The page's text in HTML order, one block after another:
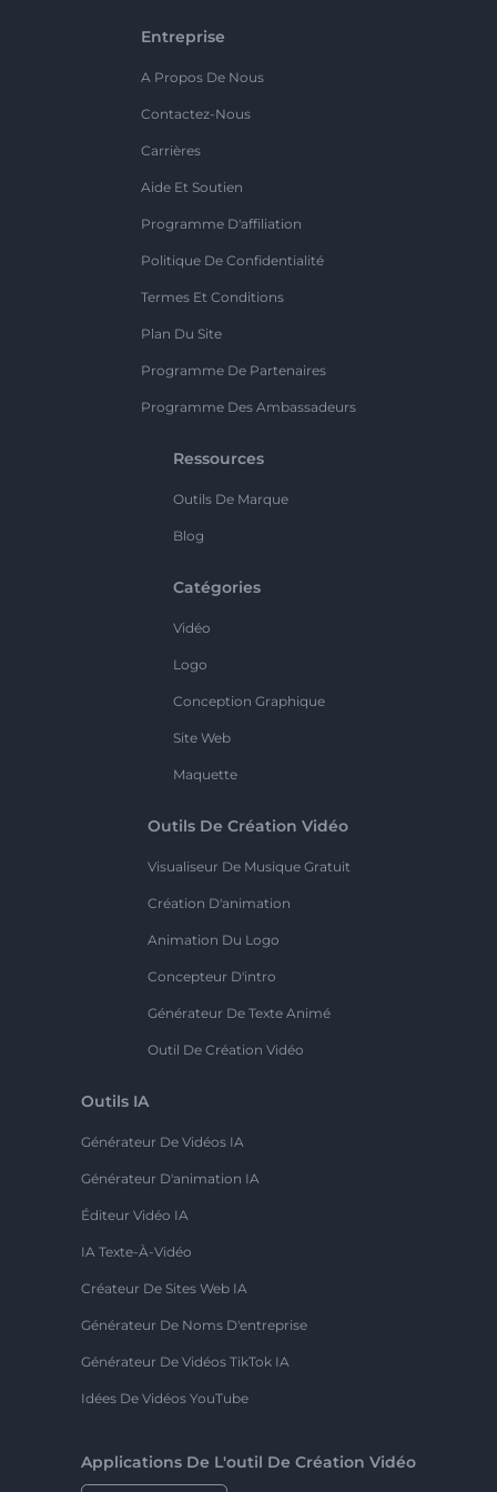
Entreprise
A Propos De Nous
Contactez-Nous
Carrières
Aide Et Soutien
Programme D'affiliation
Politique De Confidentialité
Termes Et Conditions
Plan Du Site
Programme De Partenaires
Programme Des Ambassadeurs
Ressources
Outils De Marque
Blog
Catégories
Vidéo
Logo
Conception Graphique
Site Web
Maquette
Outils De Création Vidéo
Visualiseur De Musique Gratuit
Création D'animation
Animation Du Logo
Concepteur D'intro
Générateur De Texte Animé
Outil De Création Vidéo
Outils IA
Générateur De Vidéos IA
Générateur D'animation IA
Éditeur Vidéo IA
IA Texte-À-Vidéo
Créateur De Sites Web IA
Générateur De Noms D'entreprise
Générateur De Vidéos TikTok IA
Idées De Vidéos YouTube
Applications De L'outil De Création Vidéo